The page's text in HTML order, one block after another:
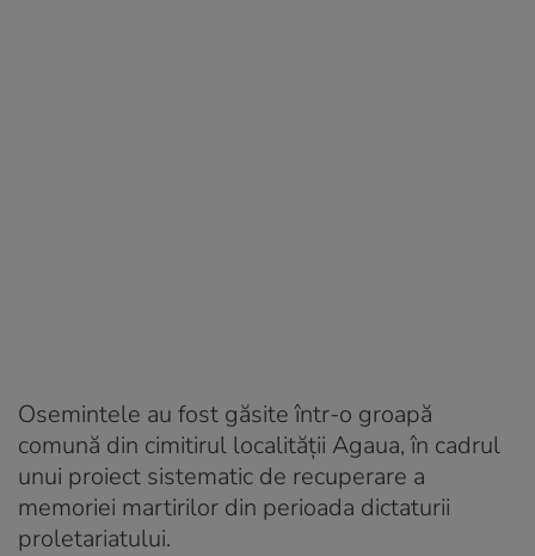
Osemintele au fost găsite într-o groapă
comună din cimitirul localității Agaua, în cadrul
unui proiect sistematic de recuperare a
memoriei martirilor din perioada dictaturii
proletariatului.